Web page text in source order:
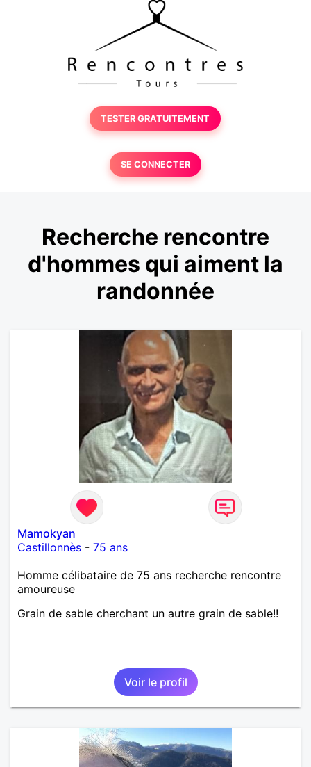
TESTER GRATUITEMENT
SE CONNECTER
Recherche rencontre
d'hommes qui aiment la
randonnée
Mamokyan
Castillonnès - 75 ans
Homme célibataire de 75 ans recherche rencontre
amoureuse
Grain de sable cherchant un autre grain de sable!!
Voir le profil